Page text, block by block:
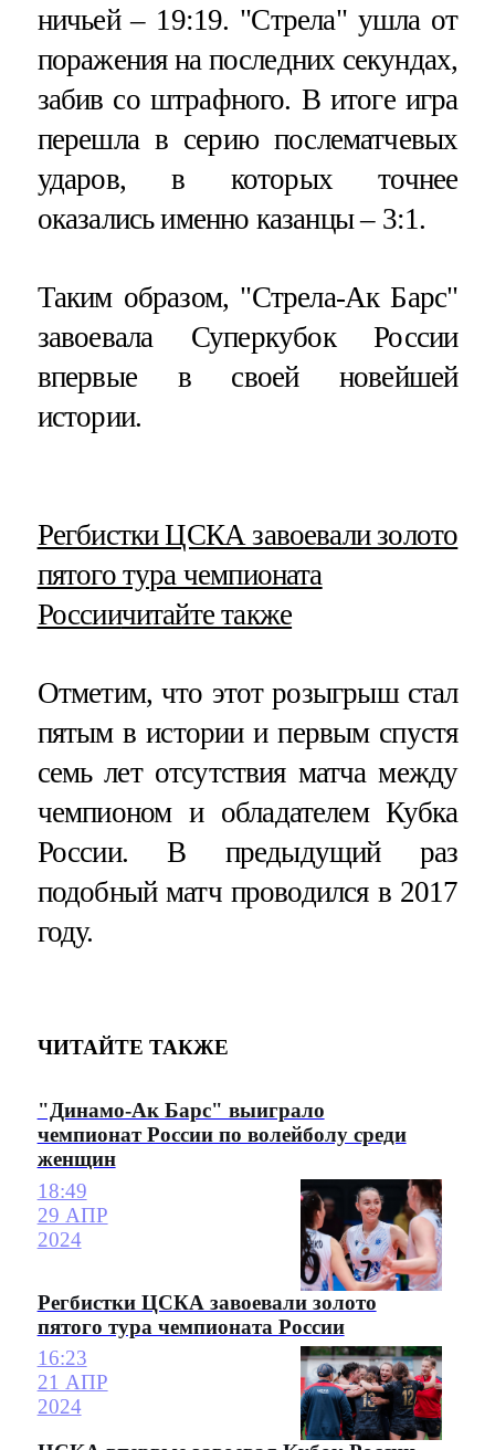
ничьей – 19:19. "Стрела" ушла от
поражения на последних секундах,
забив со штрафного. В итоге игра
перешла в серию послематчевых
ударов, в которых точнее
оказались именно казанцы – 3:1.
Таким образом, "Стрела-Ак Барс"
завоевала Суперкубок России
впервые в своей новейшей
истории.
​Регбистки ЦСКА завоевали золото
пятого тура чемпионата
Россиичитайте также
Отметим, что этот розыгрыш стал
пятым в истории и первым спустя
семь лет отсутствия матча между
чемпионом и обладателем Кубка
России. В предыдущий раз
подобный матч проводился в 2017
году.
ЧИТАЙТЕ ТАКЖЕ
"Динамо-Ак Барс" выиграло
чемпионат России по волейболу среди
женщин
18:49
29 АПР
2024
Регбистки ЦСКА завоевали золото
пятого тура чемпионата России
16:23
21 АПР
2024